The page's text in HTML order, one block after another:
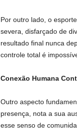
Por outro lado, o
severa, disfarçado de
resultado final nunca
controle total é
Conexão Humana
Outro aspecto
presença, nota a sua
esse senso de